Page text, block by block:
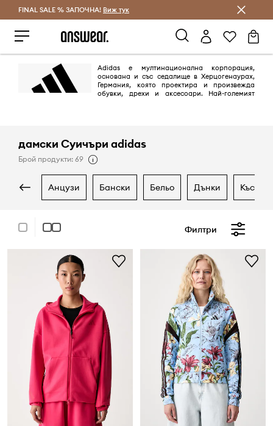
Спестявай с Answear Club
FINAL SALE % ЗАПОЧНА! Виж тук
Adidas е мултинационална корпорация,
основана и със седалище в Херцогенаурах,
Германия, която проектира и произвежда
обувки, дрехи и аксесоари. Най-големият
дамски Суичъри adidas
Брой продукти: 69
анцузи бански бельо дънки къси
Филтри